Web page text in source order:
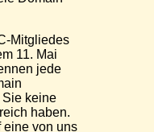
Mitgliedes
11. Mai
jede
keine
haben.
eine von uns